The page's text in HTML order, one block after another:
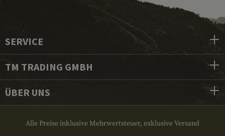
SERVICE
TM TRADING GMBH
ÜBER UNS
Alle Preise inklusive Mehrwertsteuer, exklusive Versand